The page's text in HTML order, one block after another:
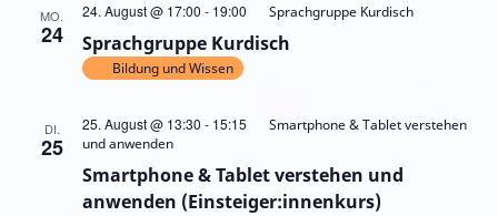
MO.
24 Sprachgruppe Kurdisch
24. August @ 17:00 - 19:00 Sprachgruppe Kurdisch
Bildung und Wissen
DI.
25
Smartphone & Tablet verstehen und
anwenden (Einsteiger:innenkurs)
25. August @ 13:30 - 15:15
Smartphone & Tablet verstehen
und anwenden